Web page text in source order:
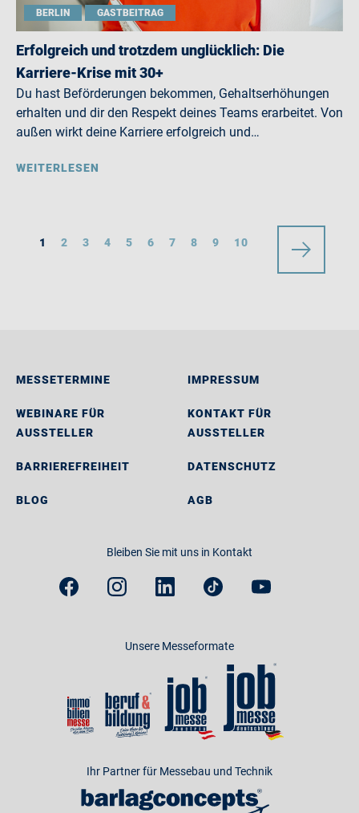
BERLIN GASTBEITRAG
Erfolgreich und trotzdem unglücklich: Die
Karriere-Krise mit 30+
Du hast Beförderungen bekommen, Gehaltserhöhungen
erhalten und dir den Respekt deines Teams erarbeitet. Von
außen wirkt deine Karriere erfolgreich und…
WEITERLESEN
1 2 3 4 5 6 7 8 9 10
MESSETERMINE
WEBINARE FÜR
AUSSTELLER
BARRIEREFREIHEIT
BLOG
IMPRESSUM
KONTAKT FÜR
AUSSTELLER
DATENSCHUTZ
AGB
Bleiben Sie mit uns in Kontakt
Unsere Messeformate
Ihr Partner für Messebau und Technik